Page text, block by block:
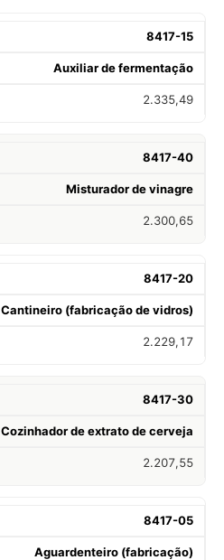
8417-15
Auxiliar de fermentação
2.335,49
8417-40
Misturador de vinagre
2.300,65
8417-20
Cantineiro (fabricação de vidros)
2.229,17
8417-30
Cozinhador de extrato de cerveja
2.207,55
8417-05
Aguardenteiro (fabricação)